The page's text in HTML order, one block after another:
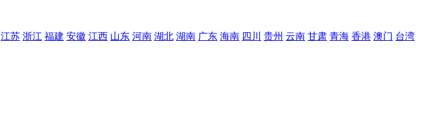
江苏 浙江 福建 安徽 江西 山东 河南 湖北 湖南 广东 海南 四川 贵州 云南 甘肃 青海 香港 澳门 台湾